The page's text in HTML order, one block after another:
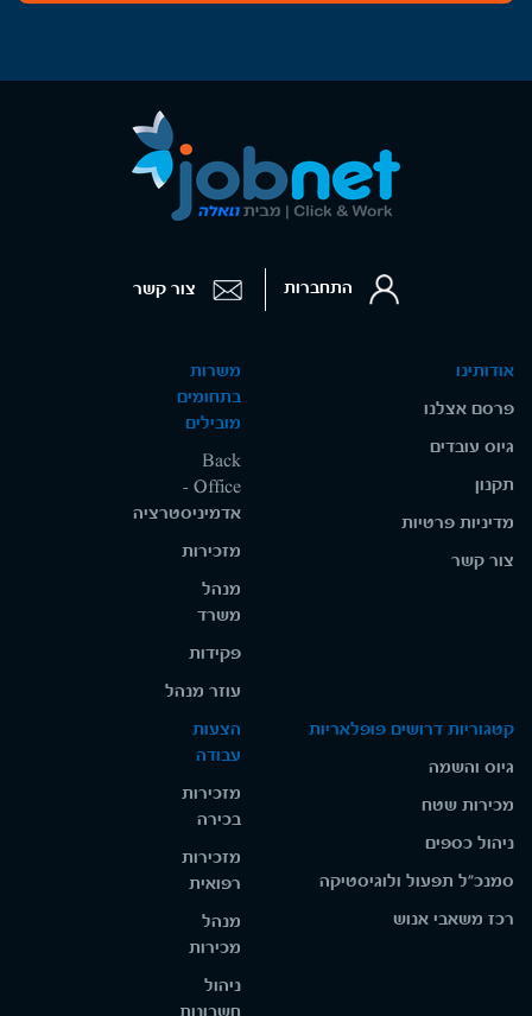
אודותינו
פרסם אצלנו
גיוס עובדים
תקנון
מדיניות פרטיות
צור קשר
משרות
בתחומים
מובילים
Back
Office -
אדמיניסטרציה
מזכירות
מנהל
משרד
פקידות
עוזר מנהל
קטגוריות דרושים פופלאריות
גיוס והשמה
מכירות שטח
ניהול כספים
סמנכ"ל תפעול ולוגיסטיקה
רכז משאבי אנוש
הצעות
עבודה
מזכירות
בכירה
מזכירות
רפואית
מנהל
מכירות
ניהול
חשבונות